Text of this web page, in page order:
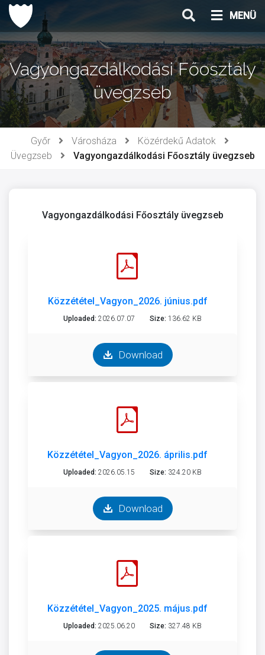
Ugrás
tartalomhoz
MENÜ
Vagyongazdálkodási Főosztály
üvegzseb
Győr Városháza
Közérdekű Adatok
Üvegzseb
Vagyongazdálkodási Főosztály üvegzseb
Vagyongazdálkodási Főosztály üvegzseb
Közzététel_Vagyon_2026. június.pdf
Uploaded: 2026.07.07 Size: 136.62 KB
Download
Közzététel_Vagyon_2026. április.pdf
Uploaded: 2026.05.15 Size: 324.20 KB
Download
Közzététel_Vagyon_2025. május.pdf
Uploaded: 2025.06.20 Size: 327.48 KB